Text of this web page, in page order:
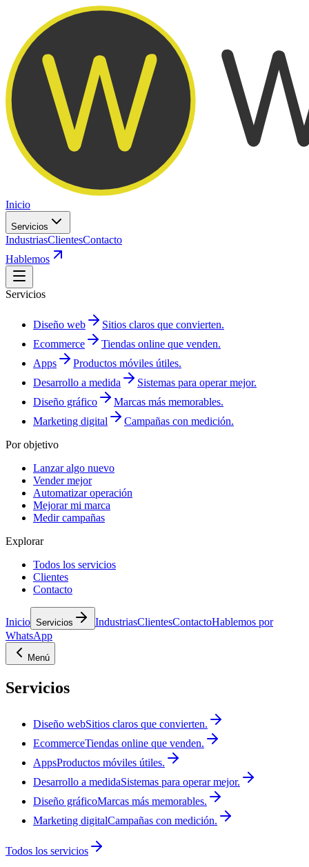
Inicio
Servicios
IndustriasClientesContacto
Hablemos
Servicios
Diseño web
Sitios claros que convierten.
Ecommerce
Tiendas online que venden.
Apps
Productos móviles útiles.
Desarrollo a medida
Sistemas para operar mejor.
Diseño gráfico
Marcas más memorables.
Marketing digital
Campañas con medición.
Por objetivo
Lanzar algo nuevo
Vender mejor
Automatizar operación
Mejorar mi marca
Medir campañas
Explorar
Todos los servicios
Clientes
Contacto
Inicio Servicios IndustriasClientesContactoHablemos por
WhatsApp
Menú
Servicios
Diseño webSitios claros que convierten.
EcommerceTiendas online que venden.
AppsProductos móviles útiles.
Desarrollo a medidaSistemas para operar mejor.
Diseño gráficoMarcas más memorables.
Marketing digitalCampañas con medición.
Todos los servicios